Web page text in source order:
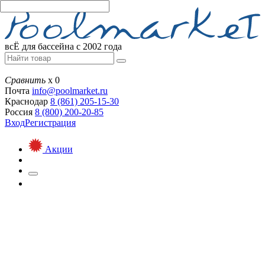
всЁ для бассейна с 2002 года
Сравнить х 0
Почта info@poolmarket.ru
Краснодар 8 (861) 205-15-30
Россия 8 (800) 200-20-85
ВходРегистрация
Акции